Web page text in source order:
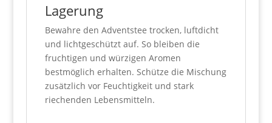
Lagerung
Bewahre den Adventstee trocken, luftdicht
und lichtgeschützt auf. So bleiben die
fruchtigen und würzigen Aromen
bestmöglich erhalten. Schütze die Mischung
zusätzlich vor Feuchtigkeit und stark
riechenden Lebensmitteln.